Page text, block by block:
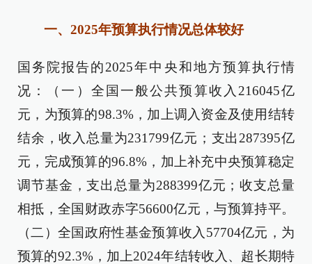
一、2025年预算执行情况总体较好
国务院报告的2025年中央和地方预算执行情
况：（一）全国一般公共预算收入216045亿
元，为预算的98.3%，加上调入资金及使用结转
结余，收入总量为231799亿元；支出287395亿
元，完成预算的96.8%，加上补充中央预算稳定
调节基金，支出总量为288399亿元；收支总量
相抵，全国财政赤字56600亿元，与预算持平。
（二）全国政府性基金预算收入57704亿元，为
预算的92.3%，加上2024年结转收入、超长期特